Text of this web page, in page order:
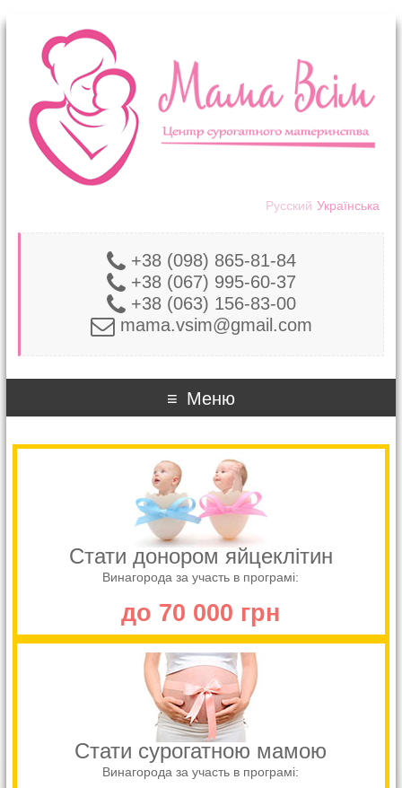
Українська
Русский
+38 (098) 865-81-84
+38 (067) 995-60-37
+38 (063) 156-83-00
mama.vsim@gmail.com
Меню
Стати донором яйцеклітин
Винагорода за участь в програмі:
до 70 000 грн
Стати сурогатною мамою
Винагорода за участь в програмі: